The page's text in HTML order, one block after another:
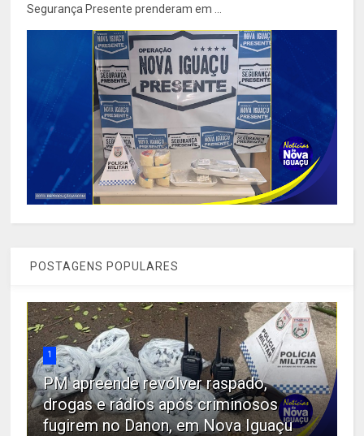
Segurança Presente prenderam em ...
POSTAGENS POPULARES
1
PM apreende revólver raspado,
drogas e rádios após criminosos
fugirem no Danon, em Nova Iguaçu